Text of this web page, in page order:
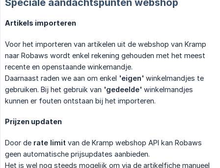
Artikels importeren
Voor het importeren van artikelen uit de webshop van Kramp
naar Robaws wordt enkel rekening gehouden met het meest
recente en openstaande winkemandje.
Daarnaast raden we aan om enkel 'eigen' winkelmandjes te
gebruiken. Bij het gebruik van 'gedeelde' winkelmandjes
kunnen er fouten ontstaan bij het importeren.
Prijzen updaten
Door de rate limit van de Kramp webshop API kan Robaws
geen automatische prijsupdates aanbieden.
Het is wel nog steeds mogelijk om via de artikelfiche manueel